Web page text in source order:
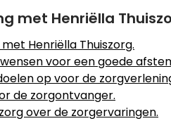
met Henriëlla
Henriëlla Thuiszorg.
voor een goede
op voor de
de zorgontvanger.
over de zorgervaringen.